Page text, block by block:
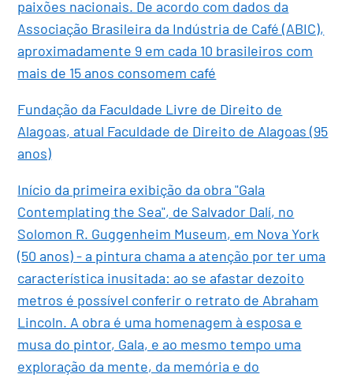
paixões nacionais. De acordo com dados da
Associação Brasileira da Indústria de Café (ABIC),
aproximadamente 9 em cada 10 brasileiros com
mais de 15 anos consomem café
Fundação da Faculdade Livre de Direito de
Alagoas, atual Faculdade de Direito de Alagoas (95
anos)
Início da primeira exibição da obra "Gala
Contemplating the Sea", de Salvador Dalí, no
Solomon R. Guggenheim Museum, em Nova York
(50 anos) - a pintura chama a atenção por ter uma
característica inusitada: ao se afastar dezoito
metros é possível conferir o retrato de Abraham
Lincoln. A obra é uma homenagem à esposa e
musa do pintor, Gala, e ao mesmo tempo uma
exploração da mente, da memória e do